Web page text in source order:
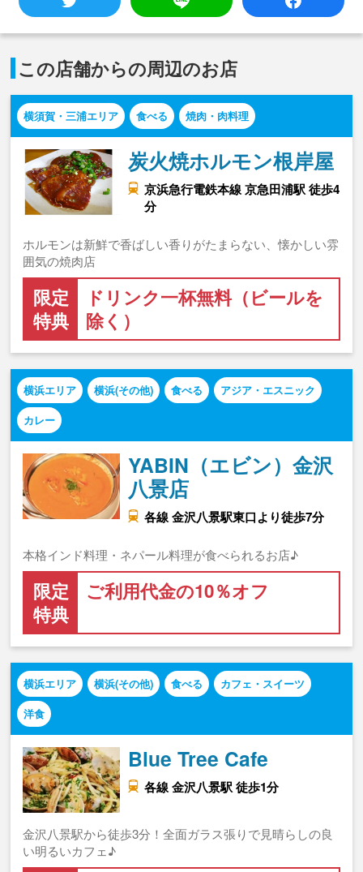
この店舗からの周辺のお店
横須賀・三浦エリア 食べる 焼肉・肉料理
炭火焼ホルモン根岸屋
京浜急行電鉄本線 京急田浦駅 徒歩4
分
ホルモンは新鮮で香ばしい香りがたまらない、懐かしい雰
囲気の焼肉店
限定
特典
ドリンク一杯無料（ビールを
除く）
横浜エリア 横浜(その他) 食べる
アジア・エスニック
カレー
YABIN（エビン）金沢
八景店
各線 金沢八景駅東口より徒歩7分
本格インド料理・ネパール料理が食べられるお店♪
限定
特典
ご利用代金の10％オフ
横浜エリア 横浜(その他) 食べる
カフェ・スイーツ
洋食
Blue Tree Cafe
各線 金沢八景駅 徒歩1分
金沢八景駅から徒歩3分！全面ガラス張りで見晴らしの良
い明るいカフェ♪